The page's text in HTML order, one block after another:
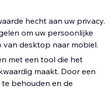
hecht aan uw privacy.
om uw persoonlijke
desktop naar mobiel.
met een tool die het
maakt. Door een
behouden en de